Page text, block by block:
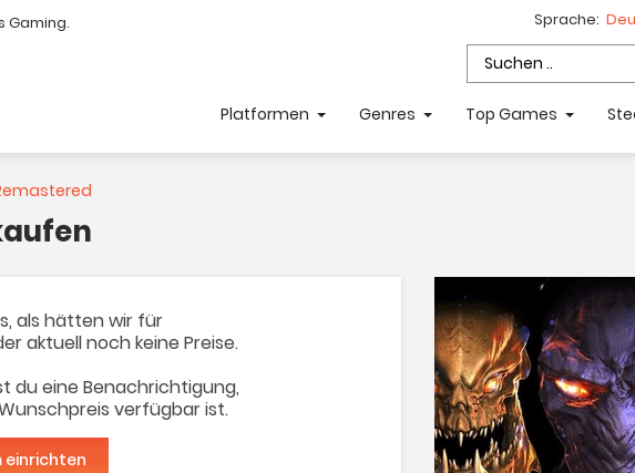
Gaming. Sprache:
Platformen Genres Top Games
als hätten wir für
aktuell noch keine Preise.
du eine Benachrichtigung,
verfügbar ist.
einrichten